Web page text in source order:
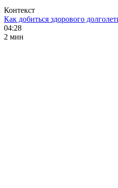
Контекст
Как добиться здорового
04:28
2 мин